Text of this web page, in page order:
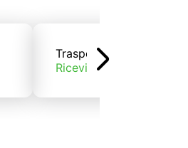
Trasporto su treno
Ricevi offerte